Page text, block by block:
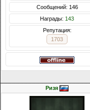
Сообщений: 146
Награды: 143
Репутация:
1703
Ризя